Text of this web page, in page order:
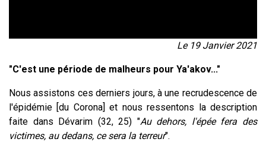
Le 19 Janvier 2021
"C'est une période de malheurs pour Ya'akov..."
Nous assistons ces derniers jours, à une recrudescence de
l'épidémie [du Corona] et nous ressentons la description
faite dans Dévarim (32, 25) "Au dehors, l'épée fera des
victimes, au dedans, ce sera la terreur".